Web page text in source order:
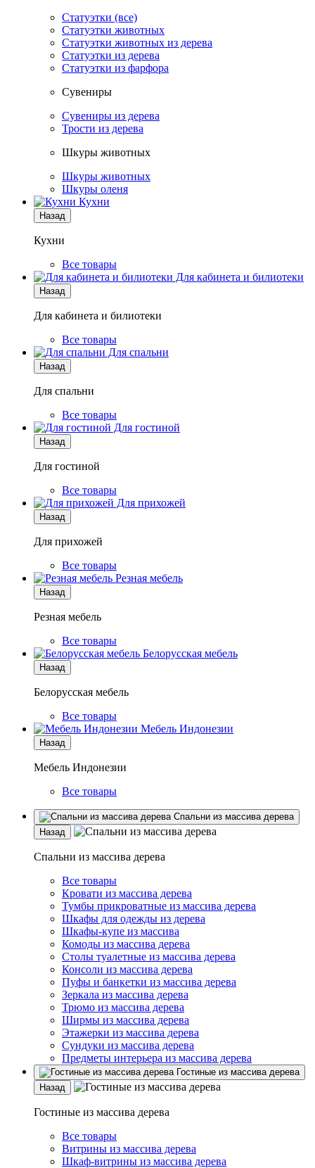
Статуэтки (все)
Статуэтки животных
Статуэтки животных из дерева
Статуэтки из дерева
Статуэтки из фарфора
Сувениры
Сувениры из дерева
Трости из дерева
Шкуры животных
Шкуры животных
Шкуры оленя
Кухни
Назад
Кухни
Все товары
Для кабинета и билиотеки
Назад
Для кабинета и билиотеки
Все товары
Для спальни
Назад
Для спальни
Все товары
Для гостиной
Назад
Для гостиной
Все товары
Для прихожей
Назад
Для прихожей
Все товары
Резная мебель
Назад
Резная мебель
Все товары
Белорусская мебель
Назад
Белорусская мебель
Все товары
Мебель Индонезии
Назад
Мебель Индонезии
Все товары
Спальни из массива дерева
Назад
Спальни из массива дерева
Все товары
Кровати из массива дерева
Тумбы прикроватные из массива дерева
Шкафы для одежды из дерева
Шкафы-купе из массива
Комоды из массива дерева
Столы туалетные из массива дерева
Консоли из массива дерева
Пуфы и банкетки из массива дерева
Зеркала из массива дерева
Трюмо из массива дерева
Ширмы из массива дерева
Этажерки из массива дерева
Сундуки из массива дерева
Предметы интерьера из массива дерева
Гостиные из массива дерева
Назад
Гостиные из массива дерева
Все товары
Витрины из массива дерева
Шкаф-витрины из массива дерева